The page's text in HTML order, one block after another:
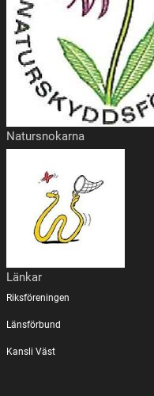
Natursnokarna
Länkar
Riksföreningen
Länsförbund
Kansli Väst